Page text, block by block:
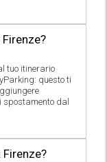
tuo itinerario
questo ti
spostamento dal